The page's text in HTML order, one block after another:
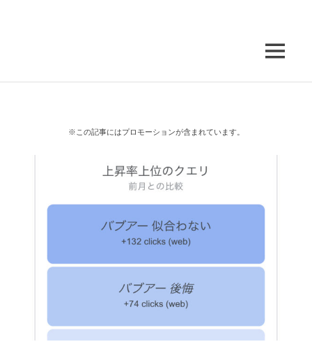
MENU
※この記事にはプロモーションが含まれています。